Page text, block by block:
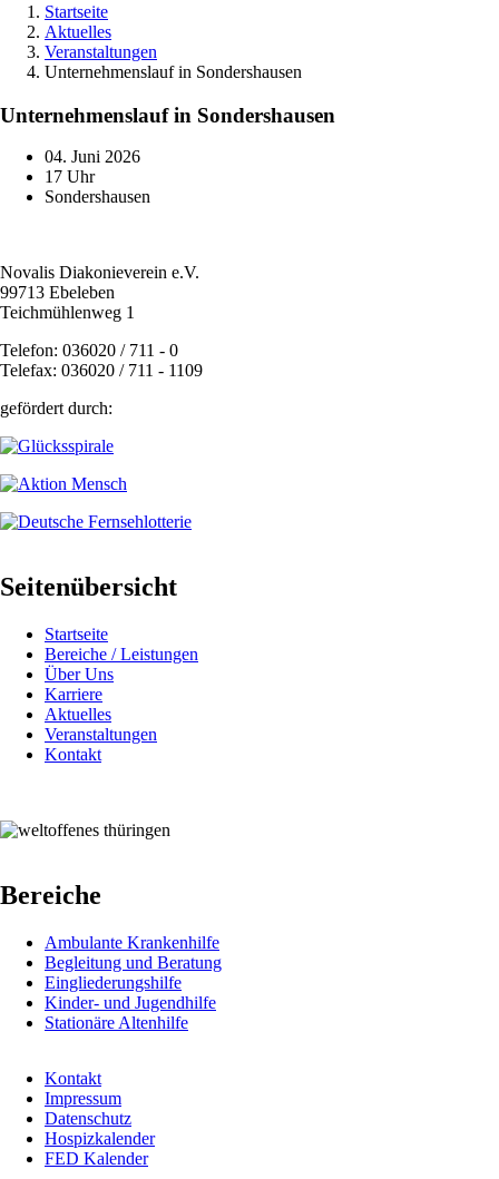
Pfadnavigation
Startseite
Aktuelles
Veranstaltungen
Unternehmenslauf in Sondershausen
Unternehmenslauf in Sondershausen
04. Juni 2026
17 Uhr
Sondershausen
Novalis Diakonieverein e.V.
99713 Ebeleben
Teichmühlenweg 1
Telefon: 036020 / 711 - 0
Telefax: 036020 / 711 - 1109
gefördert durch:
Seitenübersicht
Startseite
Bereiche / Leistungen
Über Uns
Karriere
Aktuelles
Veranstaltungen
Kontakt
Bereiche
Ambulante Krankenhilfe
Begleitung und Beratung
Eingliederungshilfe
Kinder- und Jugendhilfe
Stationäre Altenhilfe
Fußbereichsmenü
Kontakt
Impressum
Datenschutz
Hospizkalender
FED Kalender